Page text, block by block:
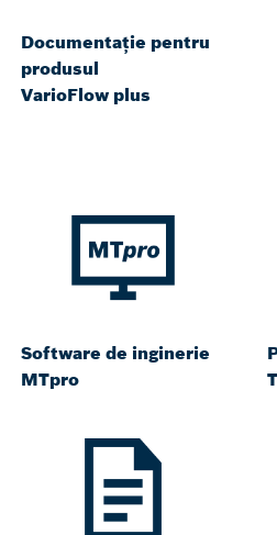
Documentație pentru
produsul
VarioFlow plus
Software de inginerie
MTpro